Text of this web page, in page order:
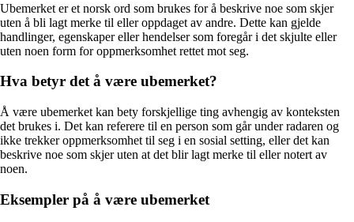
Ubemerket er et norsk ord som brukes for å beskrive noe som skjer
uten å bli lagt merke til eller oppdaget av andre. Dette kan gjelde
handlinger, egenskaper eller hendelser som foregår i det skjulte eller
uten noen form for oppmerksomhet rettet mot seg.
Hva betyr det å være ubemerket?
Å være ubemerket kan bety forskjellige ting avhengig av konteksten
det brukes i. Det kan referere til en person som går under radaren og
ikke trekker oppmerksomhet til seg i en sosial setting, eller det kan
beskrive noe som skjer uten at det blir lagt merke til eller notert av
noen.
Eksempler på å være ubemerket